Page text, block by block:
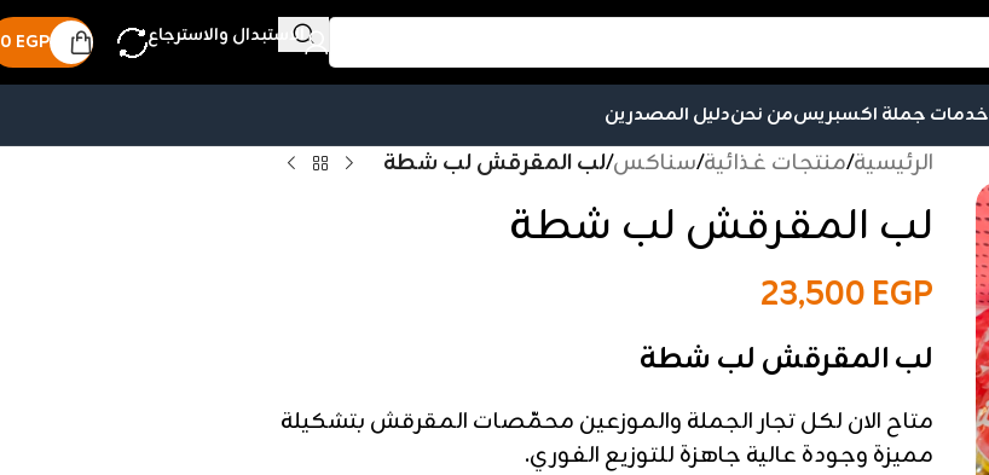
الاستبدال والاسترجاع 0 EGP
خدمات جملة اكسبريسمن نحندليل المصدرين
الرئيسية/منتجات غذائية/سناكس/لب المقرقش لب شطة
لب المقرقش لب شطة
23,500EGP
لب المقرقش لب شطة
متاح الان لكل تجار الجملة والموزعين محمّصات المقرقش بتشكيلة
مميزة وجودة عالية جاهزة للتوزيع الفوري.